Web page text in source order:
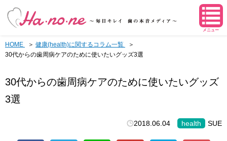
メニュー
HOME
健康(health)に関するコラム一覧
30代からの歯周病ケアのために使いたいグッズ3選
30代からの歯周病ケアのために使いたいグッズ
3選
2018.06.04 health SUE